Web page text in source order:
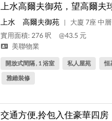
上水高爾夫御苑，望高爾夫
上水 高爾夫御苑 |
大廈 7座 中
實用面積: 276 呎
@43.5 元
美聯物業
開放式間隔 , 1 浴室 私人屋苑
恒
雅緻裝修
交通方便,拎包入住豪華四房